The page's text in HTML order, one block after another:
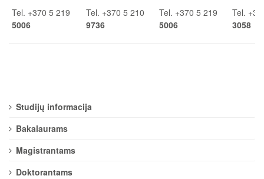
Tel. +370 5 219
5006
Tel. +370 5 210
9736
Tel. +370 5 219
5006
Tel.
3058
Studijų informacija
Bakalaurams
Magistrantams
Doktorantams